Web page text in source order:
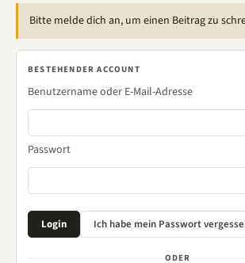
Bitte melde dich an, um einen Beitrag zu
BESTEHENDER ACCOUNT
Benutzername oder E-Mail-Adresse
Passwort
ODER